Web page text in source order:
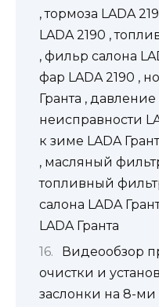
, тормоза LADA
LADA 2190 ,
, фильр салона
фар LADA 2190 ,
Гранта ,
неисправности
к зиме LADA
, масляный
топливный
салона LADA
LADA Гранта
Видеообзор
очистки и
заслонки на 8-